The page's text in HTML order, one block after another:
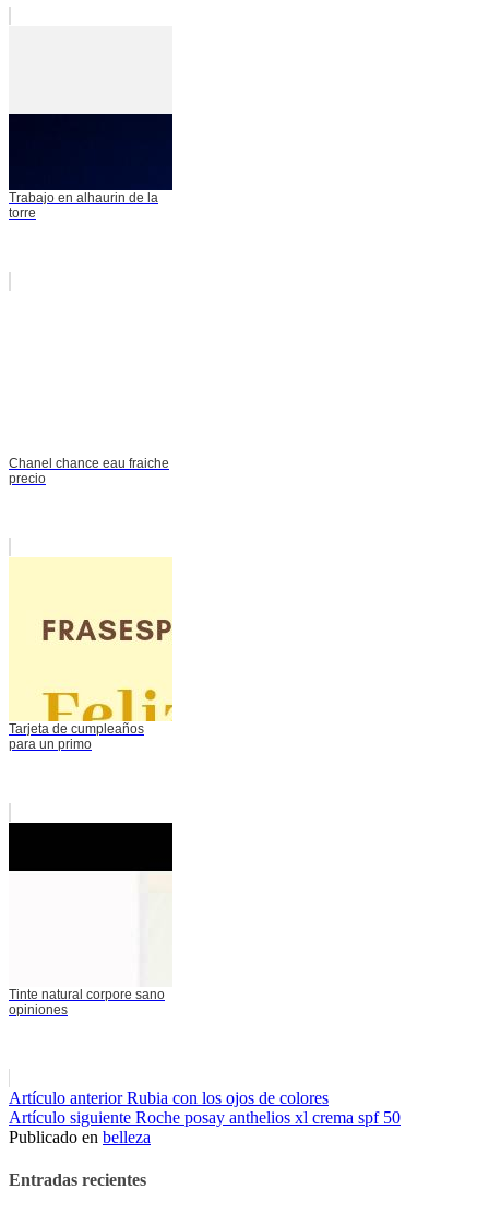
Trabajo en alhaurin de la
torre
Chanel chance eau fraiche
precio
Tarjeta de cumpleaños
para un primo
Tinte natural corpore sano
opiniones
Seguir
leyendo
Artículo anteriorRubia con los ojos de colores
Artículo siguiente Roche posay anthelios xl crema spf 50
Publicado en belleza
Entradas recientes